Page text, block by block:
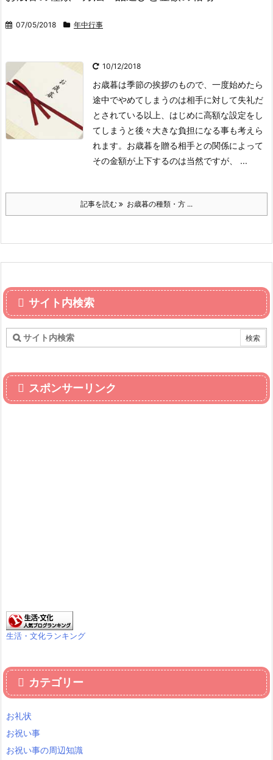
07/05/2018 年中行事
10/12/2018
お歳暮は季節の挨拶のもので、一度始めたら
途中でやめてしまうのは相手に対して失礼だ
とされている以上、はじめに高額な設定をし
てしまうと後々大きな負担になる事も考えら
れます。お歳暮を贈る相手との関係によって
その金額が上下するのは当然ですが、 ...
記事を読む お歳暮の種類・方 ...
サイト内検索
スポンサーリンク
生活・文化ランキング
カテゴリー
お礼状
お祝い事
お祝い事の周辺知識